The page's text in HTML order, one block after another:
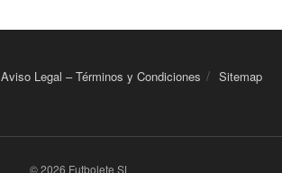
Aviso Legal – Términos y Condiciones Sitemap
© 2026 Futbolete SL